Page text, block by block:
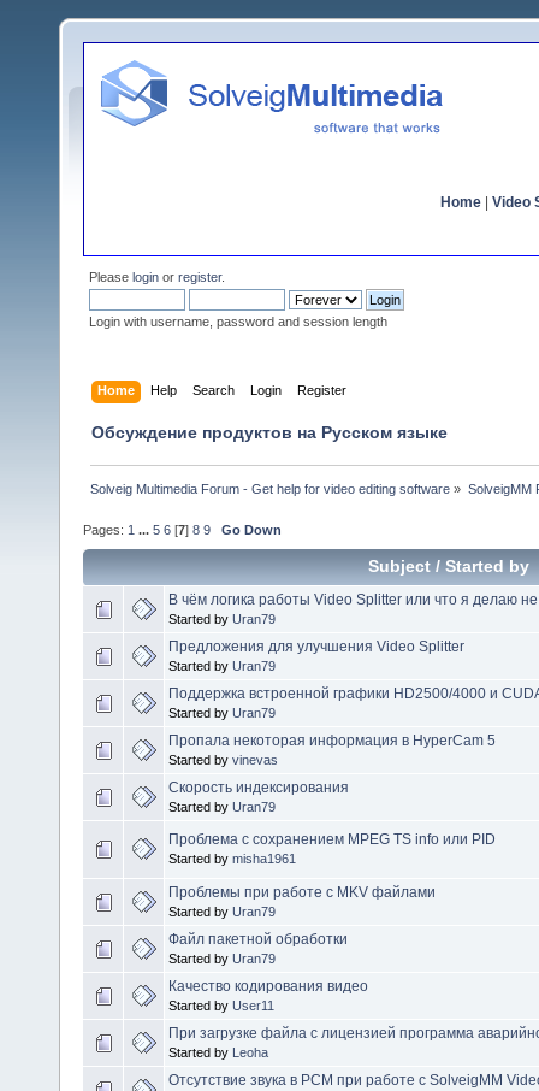
Home Video
Please login or register.
Login with username, password and session length
Home Help Search Login Register
Обсуждение продуктов на Русском языке
Solveig Multimedia Forum - Get help for video editing software » SolveigMM
Pages: 1 ... 5 6 [7] 8 9 Go Down
Subject/ Started by
В чём логика работы Video Splitter или что я делаю не
Started by Uran79
Предложения для улучшения Video Splitter
Started by Uran79
Поддержка встроенной графики HD2500/4000 и
Started by Uran79
Пропала некоторая информация в HyperCam 5
Started by vinevas
Скорость индексирования
Started by Uran79
Проблема с сохранением MPEG TS info или PID
Started by misha1961
Проблемы при работе с MKV файлами
Started by Uran79
Файл пакетной обработки
Started by Uran79
Качество кодирования видео
Started by User11
При загрузке файла с лицензией программа
Started by Leoha
Отсутствие звука в PCM при работе с SolveigMM